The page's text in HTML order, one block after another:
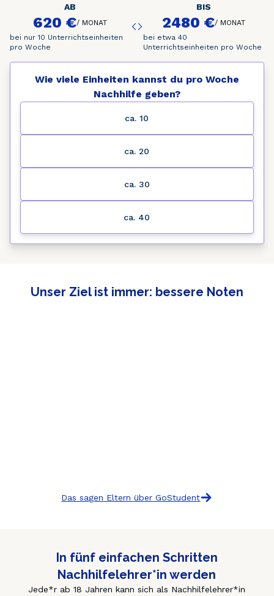
AB
620 €/ MONAT
bei nur 10 Unterrichtseinheiten
pro Woche
BIS
2480 €/ MONAT
bei etwa 40
Unterrichtseinheiten pro Woche
Wie viele Einheiten kannst du pro Woche
Nachhilfe geben?
ca. 10
ca. 20
ca. 30
ca. 40
Unser Ziel ist immer: bessere Noten
Das sagen Eltern über GoStudent
In fünf einfachen Schritten
Nachhilfelehrer*in werden
Jede*r ab 18 Jahren kann sich als Nachhilfelehrer*in